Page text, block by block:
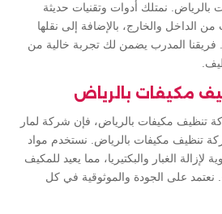
نمتلك أدوات وتقنيات حديثة
الداخل والخارج، بالإضافة إلى نقلها
فريقنا المدرب يضمن لك تجربة خالية من
مكيفات بالرياض
تنظيف مكيفات بالرياض، فإن شركة لمار
تنظيف مكيفات بالرياض. نستخدم مواد
الغبار والبكتيريا، مما يعيد للمكيف
نعتمد على الجودة والموثوقية في كل